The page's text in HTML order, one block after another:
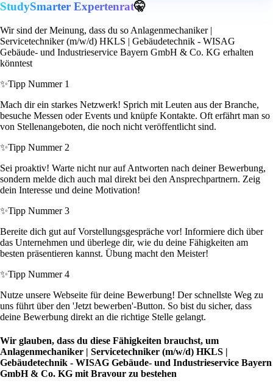
StudySmarter Expertenrat🤫
Wir sind der Meinung, dass du so Anlagenmechaniker |
Servicetechniker (m/w/d) HKLS | Gebäudetechnik - WISAG
Gebäude- und Industrieservice Bayern GmbH & Co. KG erhalten
könntest
✨Tipp Nummer 1
Mach dir ein starkes Netzwerk! Sprich mit Leuten aus der Branche,
besuche Messen oder Events und knüpfe Kontakte. Oft erfährt man so
von Stellenangeboten, die noch nicht veröffentlicht sind.
✨Tipp Nummer 2
Sei proaktiv! Warte nicht nur auf Antworten nach deiner Bewerbung,
sondern melde dich auch mal direkt bei den Ansprechpartnern. Zeig
dein Interesse und deine Motivation!
✨Tipp Nummer 3
Bereite dich gut auf Vorstellungsgespräche vor! Informiere dich über
das Unternehmen und überlege dir, wie du deine Fähigkeiten am
besten präsentieren kannst. Übung macht den Meister!
✨Tipp Nummer 4
Nutze unsere Webseite für deine Bewerbung! Der schnellste Weg zu
uns führt über den 'Jetzt bewerben'-Button. So bist du sicher, dass
deine Bewerbung direkt an die richtige Stelle gelangt.
Wir glauben, dass du diese Fähigkeiten brauchst, um
Anlagenmechaniker | Servicetechniker (m/w/d) HKLS |
Gebäudetechnik - WISAG Gebäude- und Industrieservice Bayern
GmbH & Co. KG mit Bravour zu bestehen